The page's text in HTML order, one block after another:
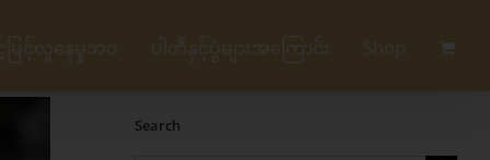
ြင့်လူနေမှုဘဝ ပါတီနှင့်ပွဲများအကြောင်း Shop
Search